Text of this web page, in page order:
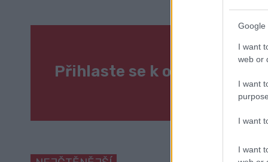
Google
I want
web or
I want
I want
I want
Přihlaste se k odběru